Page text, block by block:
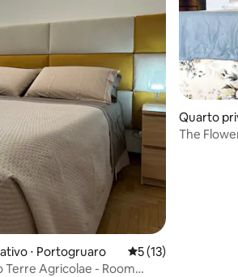
de 5, 33 avaliações
⋅ Portogruaro 5 de uma avaliação
5 (13)
Quarto
The Flower Room: